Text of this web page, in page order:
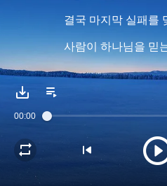
결국 마지막 실패를
사람이 하나님을 믿
모두 기만
어떤 형태로든 나를 열
00:00